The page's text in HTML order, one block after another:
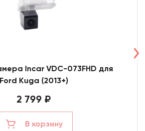
Incar VDC-073FHD для
Ford Kuga (2013+)
2 799 ₽
В корзину